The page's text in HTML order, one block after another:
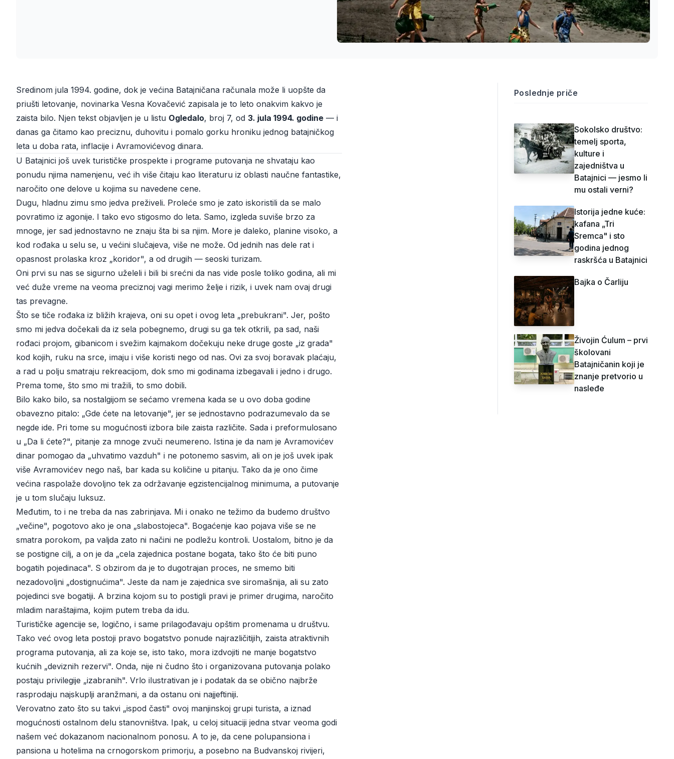
Sredinom jula 1994. godine, dok je većina Batajničana računala može li uopšte da
priušti letovanje, novinarka Vesna Kovačević zapisala je to leto onakvim kakvo je
zaista bilo. Njen tekst objavljen je u listu Ogledalo, broj 7, od 3. jula 1994. godine — i
danas ga čitamo kao preciznu, duhovitu i pomalo gorku hroniku jednog batajničkog
leta u doba rata, inflacije i Avramovićevog dinara.
U Batajnici još uvek turističke prospekte i programe putovanja ne shvataju kao
ponudu njima namenjenu, već ih više čitaju kao literaturu iz oblasti naučne fantastike,
naročito one delove u kojima su navedene cene.
Dugu, hladnu zimu smo jedva preživeli. Proleće smo je zato iskoristili da se malo
povratimo iz agonije. I tako evo stigosmo do leta. Samo, izgleda suviše brzo za
mnoge, jer sad jednostavno ne znaju šta bi sa njim. More je daleko, planine visoko, a
kod rođaka u selu se, u većini slučajeva, više ne može. Od jednih nas dele rat i
opasnost prolaska kroz „koridor", a od drugih — seoski turizam.
Oni prvi su nas se sigurno uželeli i bili bi srećni da nas vide posle toliko godina, ali mi
već duže vreme na veoma preciznoj vagi merimo želje i rizik, i uvek nam ovaj drugi
tas prevagne.
Što se tiče rođaka iz bližih krajeva, oni su opet i ovog leta „prebukrani". Jer, pošto
smo mi jedva dočekali da iz sela pobegnemo, drugi su ga tek otkrili, pa sad, naši
rođaci projom, gibanicom i svežim kajmakom dočekuju neke druge goste „iz grada"
kod kojih, ruku na srce, imaju i više koristi nego od nas. Ovi za svoj boravak plaćaju,
a rad u polju smatraju rekreacijom, dok smo mi godinama izbegavali i jedno i drugo.
Prema tome, što smo mi tražili, to smo dobili.
Bilo kako bilo, sa nostalgijom se sećamo vremena kada se u ovo doba godine
obavezno pitalo: „Gde ćete na letovanje", jer se jednostavno podrazumevalo da se
negde ide. Pri tome su mogućnosti izbora bile zaista različite. Sada i preformulosano
u „Da li ćete?", pitanje za mnoge zvuči neumereno. Istina je da nam je Avramovićev
dinar pomogao da „uhvatimo vazduh" i ne potonemo sasvim, ali on je još uvek ipak
više Avramovićev nego naš, bar kada su količine u pitanju. Tako da je ono čime
većina raspolaže dovoljno tek za održavanje egzistencijalnog minimuma, a putovanje
je u tom slučaju luksuz.
Međutim, to i ne treba da nas zabrinjava. Mi i onako ne težimo da budemo društvo
„večine", pogotovo ako je ona „slabostojeca". Bogaćenje kao pojava više se ne
smatra porokom, pa valjda zato ni načini ne podležu kontroli. Uostalom, bitno je da
se postigne cilj, a on je da „cela zajednica postane bogata, tako što će biti puno
bogatih pojedinaca". S obzirom da je to dugotrajan proces, ne smemo biti
nezadovoljni „dostignućima". Jeste da nam je zajednica sve siromašnija, ali su zato
pojedinci sve bogatiji. A brzina kojom su to postigli pravi je primer drugima, naročito
mladim naraštajima, kojim putem treba da idu.
Turističke agencije se, logično, i same prilagođavaju opštim promenama u društvu.
Tako već ovog leta postoji pravo bogatstvo ponude najrazličitijih, zaista atraktivnih
programa putovanja, ali za koje se, isto tako, mora izdvojiti ne manje bogatstvo
kućnih „deviznih rezervi". Onda, nije ni čudno što i organizovana putovanja polako
postaju privilegije „izabranih". Vrlo ilustrativan je i podatak da se obično najbrže
rasprodaju najskuplji aranžmani, a da ostanu oni najjeftiniji.
Verovatno zato što su takvi „ispod časti" ovoj manjinskoj grupi turista, a iznad
mogućnosti ostalnom delu stanovništva. Ipak, u celoj situaciji jedna stvar veoma godi
našem već dokazanom nacionalnom ponosu. A to je, da cene polupansiona i
pansiona u hotelima na crnogorskom primorju, a posebno na Budvanskoj rivijeri,
Poslednje priče
Sokolsko društvo:
temelj sporta,
kulture i
zajedništva u
Batajnici — jesmo li
mu ostali verni?
Istorija jedne kuće:
kafana „Tri
Sremca" i sto
godina jednog
raskršća u Batajnici
Bajka o Čarliju
Živojin Ćulum – prvi
školovani
Batajničanin koji je
znanje pretvorio u
nasleđe